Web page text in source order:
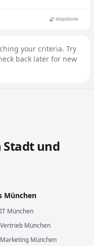
your criteria. Try
back later for new
Stadt und
München
IT München
Vertrieb München
Marketing München